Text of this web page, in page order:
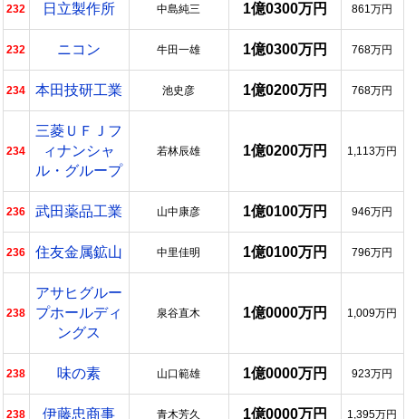
232 日立製作所 中島純三 1億0300万円 861万円
232 ニコン 牛田一雄 1億0300万円 768万円
234 本田技研工業 池史彦 1億0200万円 768万円
234
三菱ＵＦＪフ
ィナンシャ
ル・グループ
若林辰雄 1億0200万円 1,113万円
236 武田薬品工業 山中康彦 1億0100万円 946万円
236 住友金属鉱山 中里佳明 1億0100万円 796万円
238
アサヒグルー
プホールディ
ングス
泉谷直木 1億0000万円 1,009万円
238 味の素 山口範雄 1億0000万円 923万円
238 伊藤忠商事 青木芳久 1億0000万円 1,395万円